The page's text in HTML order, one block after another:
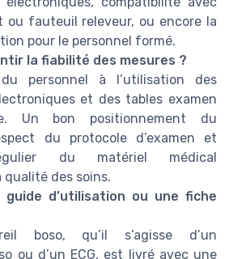
fauteuil releveur, ou encore la
pour le personnel formé.
la fiabilité des mesures ?
personnel à l’utilisation des
et des tables examen
Un bon positionnement du
du protocole d’examen et
du matériel médical
des soins.
d’utilisation ou une fiche
boso, qu’il s’agisse d’un
ou d’un ECG, est livré avec une